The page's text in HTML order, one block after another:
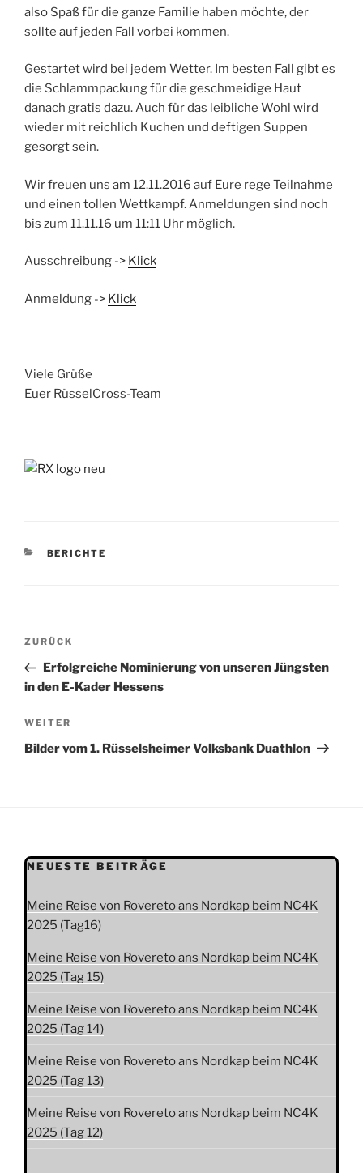
also Spaß für die ganze Familie haben möchte, der
sollte auf jeden Fall vorbei kommen.
Gestartet wird bei jedem Wetter. Im besten Fall gibt es
die Schlammpackung für die geschmeidige Haut
danach gratis dazu. Auch für das leibliche Wohl wird
wieder mit reichlich Kuchen und deftigen Suppen
gesorgt sein.
Wir freuen uns am 12.11.2016 auf Eure rege Teilnahme
und einen tollen Wettkampf. Anmeldungen sind noch
bis zum 11.11.16 um 11:11 Uhr möglich.
Ausschreibung -> Klick
Anmeldung -> Klick
Viele Grüße
Euer RüsselCross-Team
KATEGORIEN
BERICHTE
Beitragsnavigation
Vorheriger
Beitrag
ZURÜCK
Erfolgreiche Nominierung von unseren Jüngsten
in den E-Kader Hessens
Nächster
Beitrag
WEITER
Bilder vom 1. Rüsselsheimer Volksbank Duathlon
NEUESTE BEITRÄGE
Meine Reise von Rovereto ans Nordkap beim NC4K
2025 (Tag16)
Meine Reise von Rovereto ans Nordkap beim NC4K
2025 (Tag 15)
Meine Reise von Rovereto ans Nordkap beim NC4K
2025 (Tag 14)
Meine Reise von Rovereto ans Nordkap beim NC4K
2025 (Tag 13)
Meine Reise von Rovereto ans Nordkap beim NC4K
2025 (Tag 12)